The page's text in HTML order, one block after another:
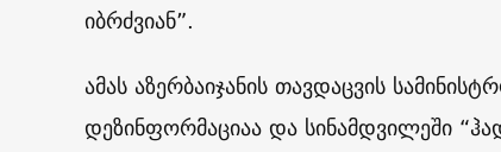
იბრძვიან”.
ამას აზერბაიჯანის თავდაცვის
დეზინფორმაციაა და სინამდვილეში